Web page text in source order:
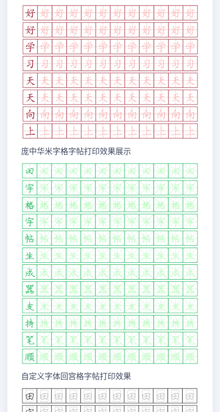
庞中华米字格字帖打印效果展示
自定义字体回宫格字帖打印效果